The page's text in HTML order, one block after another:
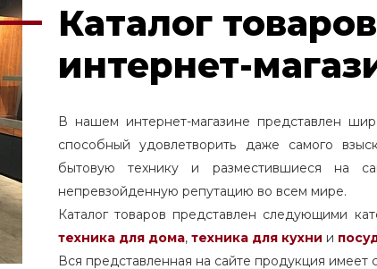
Каталог товаров
интернет-
В нашем интернет-магазине представлен
способный удовлетворить даже самого
бытовую технику и разместившиеся на
непревзойденную репутацию во всем мире.
Каталог товаров представлен следующими
техника для дома, техника для кухни и
Вся представленная на сайте продукция